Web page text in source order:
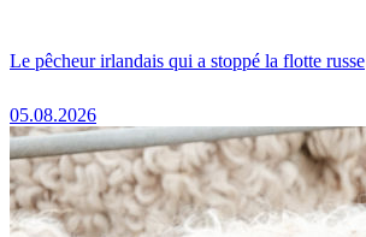
Le pêcheur irlandais qui a stoppé la flotte russe
05.08.2026